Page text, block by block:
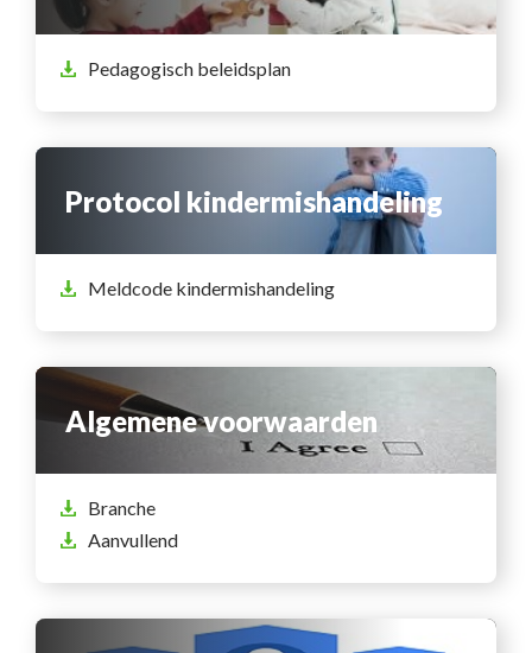
Pedagogisch beleidsplan
Protocol kindermishandeling
Meldcode kindermishandeling
Algemene voorwaarden
Branche
Aanvullend